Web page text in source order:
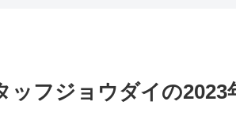
フジョウダイの2023